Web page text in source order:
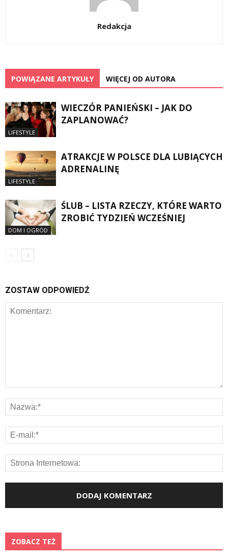
Redakcja
POWIĄZANE ARTYKUŁY WIĘCEJ OD AUTORA
LIFESTYLE
WIECZÓR PANIEŃSKI – JAK DO
ZAPLANOWAĆ?
LIFESTYLE
ATRAKCJE W POLSCE DLA LUBIĄCYCH
ADRENALINĘ
DOM I OGRÓD
ŚLUB – LISTA RZECZY, KTÓRE WARTO
ZROBIĆ TYDZIEŃ WCZEŚNIEJ
ZOSTAW ODPOWIEDŹ
ZOBACZ TEŻ